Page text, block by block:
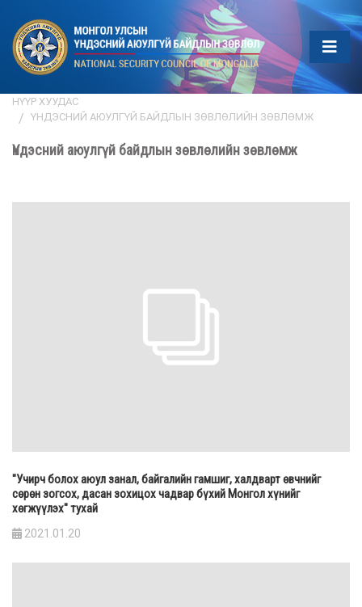
НҮҮР ХУУДАС
ҮНДЭСНИЙ АЮУЛГҮЙ БАЙДЛЫН ЗӨВЛӨЛИЙН ЗӨВЛӨМЖ
Үндэсний аюулгүй байдлын зөвлөлийн зөвлөмж
"Учирч болох аюул занал, байгалийн гамшиг, халдварт өвчнийг
сөрөн зогсох, дасан зохицох чадвар бүхий Монгол хүнийг
хөгжүүлэх" тухай
2021.01.20